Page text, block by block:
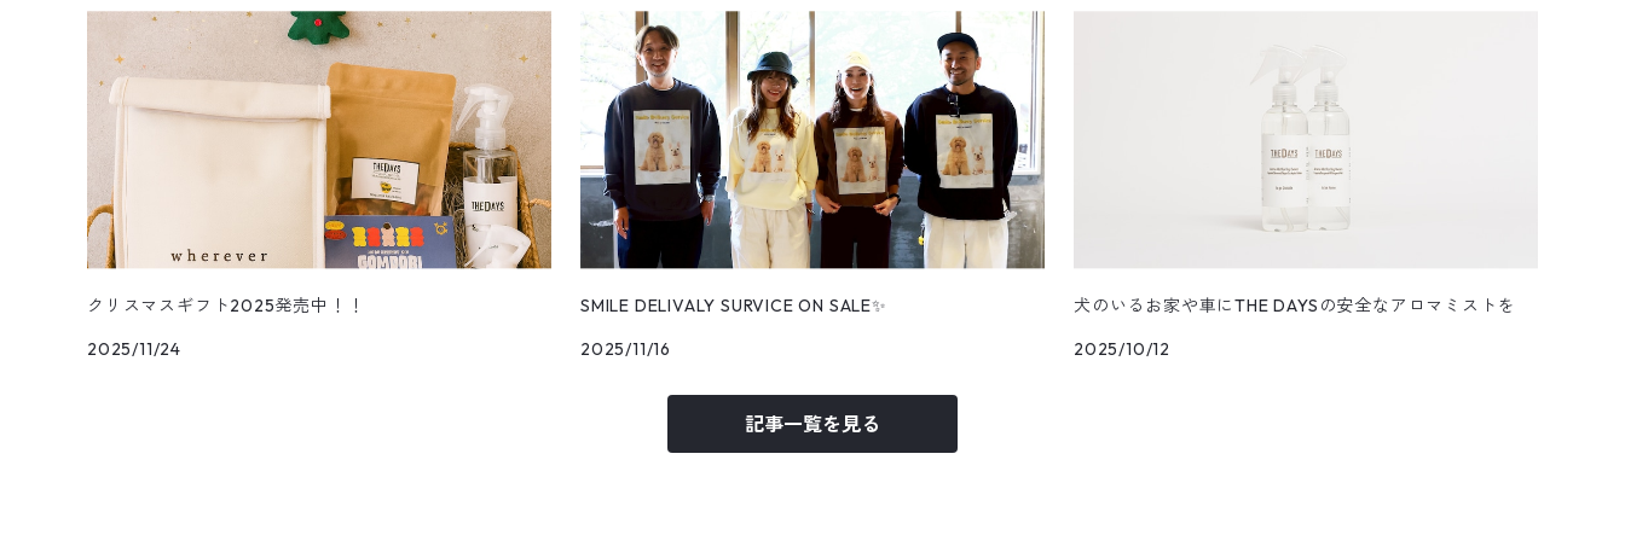
クリスマスギフト2025発売中！！
2025/11/24
SMILE DELIVALY SURVICE ON SALE✨
2025/11/16
犬のいるお家や車にTHE DAYSの安全なアロマミストを
2025/10/12
記事一覧を見る